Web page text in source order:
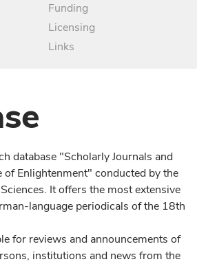
Funding
Licensing
Links
database "Scholarly Journals and
of Enlightenment" conducted by the
It offers the most extensive
language periodicals of the 18th
for reviews and announcements of
institutions and news from the